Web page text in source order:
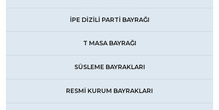
İPE DİZİLİ PARTİ BAYRAĞI
T MASA BAYRAĞI
SÜSLEME BAYRAKLARI
RESMİ KURUM BAYRAKLARI